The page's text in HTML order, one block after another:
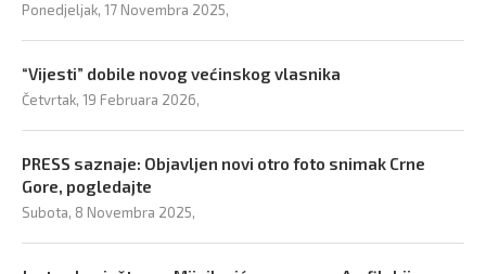
Ponedjeljak, 17 Novembra 2025,
“Vijesti” dobile novog većinskog vlasnika
Četvrtak, 19 Februara 2026,
PRESS saznaje: Objavljen novi otro foto snimak Crne
Gore, pogledajte
Subota, 8 Novembra 2025,